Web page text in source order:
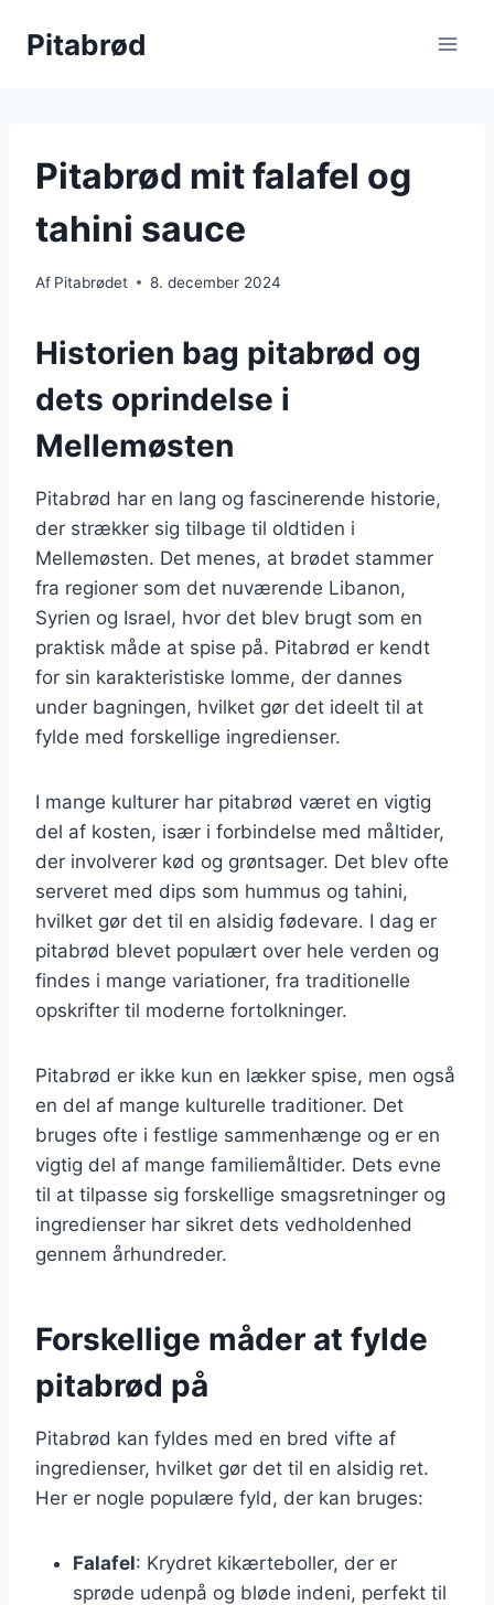
Pitabrød
Pitabrød mit falafel og
tahini sauce
Af Pitabrødet 8. december 2024
Historien bag pitabrød og
dets oprindelse i
Mellemøsten
Pitabrød har en lang og fascinerende historie,
der strækker sig tilbage til oldtiden i
Mellemøsten. Det menes, at brødet stammer
fra regioner som det nuværende Libanon,
Syrien og Israel, hvor det blev brugt som en
praktisk måde at spise på. Pitabrød er kendt
for sin karakteristiske lomme, der dannes
under bagningen, hvilket gør det ideelt til at
fylde med forskellige ingredienser.
I mange kulturer har pitabrød været en vigtig
del af kosten, især i forbindelse med måltider,
der involverer kød og grøntsager. Det blev ofte
serveret med dips som hummus og tahini,
hvilket gør det til en alsidig fødevare. I dag er
pitabrød blevet populært over hele verden og
findes i mange variationer, fra traditionelle
opskrifter til moderne fortolkninger.
Pitabrød er ikke kun en lækker spise, men også
en del af mange kulturelle traditioner. Det
bruges ofte i festlige sammenhænge og er en
vigtig del af mange familiemåltider. Dets evne
til at tilpasse sig forskellige smagsretninger og
ingredienser har sikret dets vedholdenhed
gennem århundreder.
Forskellige måder at fylde
pitabrød på
Pitabrød kan fyldes med en bred vifte af
ingredienser, hvilket gør det til en alsidig ret.
Her er nogle populære fyld, der kan bruges:
Falafel: Krydret kikærteboller, der er
sprøde udenpå og bløde indeni, perfekt til